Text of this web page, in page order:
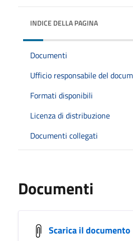
INDICE DELLA PAGINA
Documenti
Ufficio responsabile del
Formati disponibili
Licenza di distribuzione
Documenti collegati
Documenti
Scarica il documento